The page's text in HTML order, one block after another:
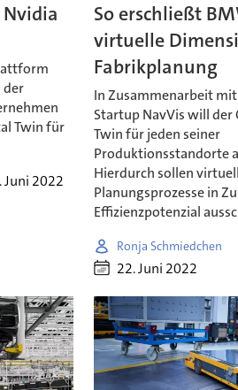
der
Twin für
Juni 2022
So erschließt
virtuelle
Fabrikplanung
In Zusammenarbeit mit
Startup NavVis will der
Twin für jeden seiner
Produktionsstandorte
Hierdurch sollen
Planungsprozesse in
Effizienzpotenzial
Ronja Schmiedchen
22. Juni 2022